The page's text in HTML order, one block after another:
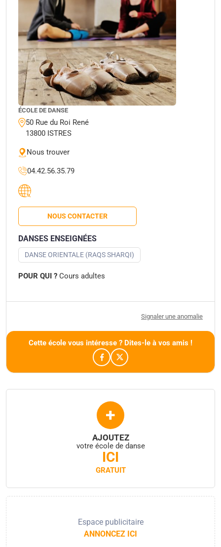
ÉCOLE DE DANSE
50 Rue du Roi René
13800 ISTRES
Nous trouver
04.42.56.35.79
NOUS CONTACTER
DANSES ENSEIGNÉES
DANSE ORIENTALE (RAQS SHARQI)
POUR QUI ? Cours adultes
Signaler une anomalie
Cette école vous intéresse ? Dites-le à vos amis !
+
AJOUTEZ
votre école de danse
ICI
GRATUIT
Espace publicitaire
ANNONCEZ ICI